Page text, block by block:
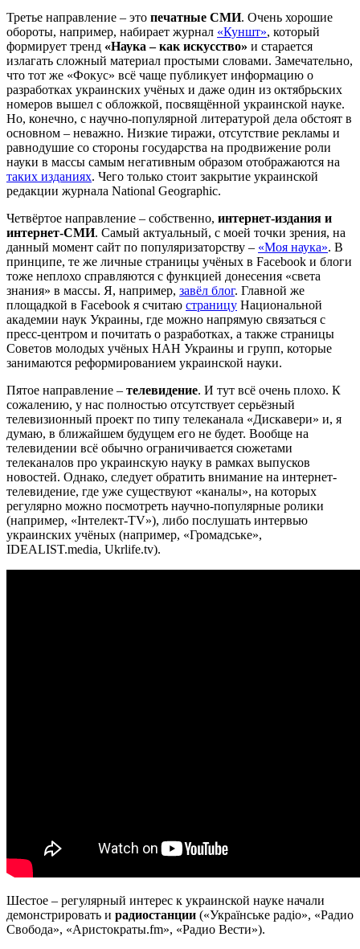
Третье направление – это печатные СМИ. Очень хорошие
обороты, например, набирает журнал «Куншт», который
формирует тренд «Наука – как искусство» и старается
излагать сложный материал простыми словами. Замечательно,
что тот же «Фокус» всё чаще публикует информацию о
разработках украинских учёных и даже один из октябрьских
номеров вышел с обложкой, посвящённой украинской науке.
Но, конечно, с научно-популярной литературой дела обстоят в
основном – неважно. Низкие тиражи, отсутствие рекламы и
равнодушие со стороны государства на продвижение роли
науки в массы самым негативным образом отображаются на
таких изданиях. Чего только стоит закрытие украинской
редакции журнала National Geographic.
Четвёртое направление – собственно, интернет-издания и
интернет-СМИ. Самый актуальный, с моей точки зрения, на
данный момент сайт по популяризаторству – «Моя наука». В
принципе, те же личные страницы учёных в Facebook и блоги
тоже неплохо справляются с функцией донесения «света
знания» в массы. Я, например, завёл блог. Главной же
площадкой в Facebook я считаю страницу Национальной
академии наук Украины, где можно напрямую связаться с
пресс-центром и почитать о разработках, а также страницы
Советов молодых учёных НАН Украины и групп, которые
занимаются реформированием украинской науки.
Пятое направление – телевидение. И тут всё очень плохо. К
сожалению, у нас полностью отсутствует серьёзный
телевизионный проект по типу телеканала «Дискавери» и, я
думаю, в ближайшем будущем его не будет. Вообще на
телевидении всё обычно ограничивается сюжетами
телеканалов про украинскую науку в рамках выпусков
новостей. Однако, следует обратить внимание на интернет-
телевидение, где уже существуют «каналы», на которых
регулярно можно посмотреть научно-популярные ролики
(например, «Інтелект-TV»), либо послушать интервью
украинских учёных (например, «Громадське»,
IDEALIST.media, Ukrlife.tv).
Шестое – регулярный интерес к украинской науке начали
демонстрировать и радиостанции («Українське радіо», «Радио
Свобода», «Аристократы.fm», «Радио Вести»).